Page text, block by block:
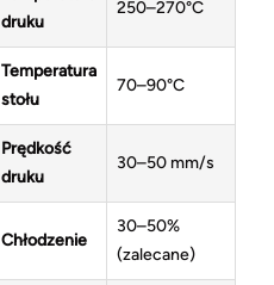
druku
250–270°C
Temperatura
stołu
70–90°C
Prędkość
druku
30–50 mm/s
Chłodzenie
30–50%
(zalecane)